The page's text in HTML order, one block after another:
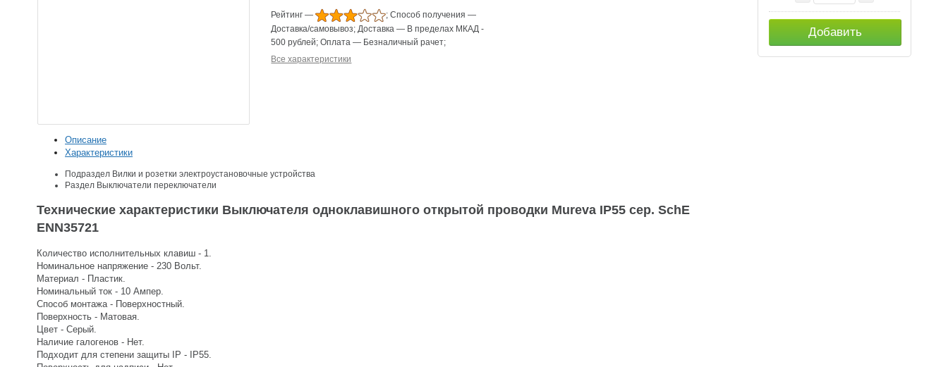
Рейтинг — ;Способ получения —
Доставка/самовывоз;Доставка — В пределах МКАД -
500 рублей;Оплата — Безналичный рачет;
Все характеристики
Добавить
Описание
Характеристики
Подраздел Вилки и розетки электроустановочные устройства
Раздел Выключатели переключатели
Технические характеристики Выключателя одноклавишного открытой проводки Mureva IP55 сер. SchE
ENN35721
Количество исполнительных клавиш - 1.
Номинальное напряжение - 230 Вольт.
Материал - Пластик.
Номинальный ток - 10 Ампер.
Способ монтажа - Поверхностный.
Поверхность - Матовая.
Цвет - Серый.
Наличие галогенов - Нет.
Подходит для степени защиты IP - IP55.